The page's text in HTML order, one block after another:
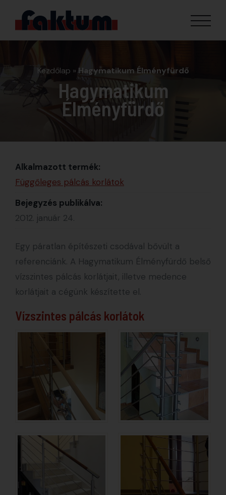
Kezdőlap » Hagymatikum Élményfürdő
Hagymatikum
Élményfürdő
Alkalmazott termék:
Függőleges pálcás korlátok
Bejegyzés publikálva:
2012. január 24.
Egy páratlan építészeti csodával bővült a
referenciánk. A Hagymatikum Élményfürdő belső
vízszintes pálcás korlátjait, illetve medence
korlátjait a cégünk készítette el.
Vízszintes pálcás korlátok